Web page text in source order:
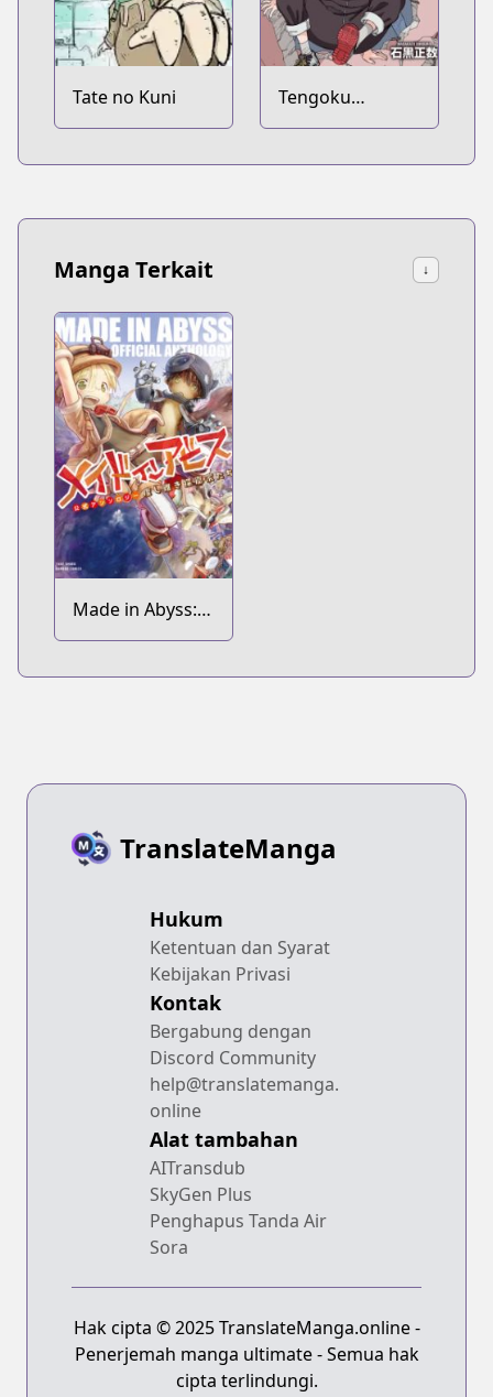
Tate no Kuni
Tengoku
Daimakyou
Manga Terkait ↓
Made in Abyss:
Koushiki
TranslateManga
Hukum
Ketentuan dan Syarat
Kebijakan Privasi
Kontak
Bergabung dengan
Discord Community
help@translatemanga.
online
Alat tambahan
AITransdub
SkyGen Plus
Penghapus Tanda Air
Sora
Hak cipta © 2025 TranslateManga.online -
Penerjemah manga ultimate - Semua hak
cipta terlindungi.